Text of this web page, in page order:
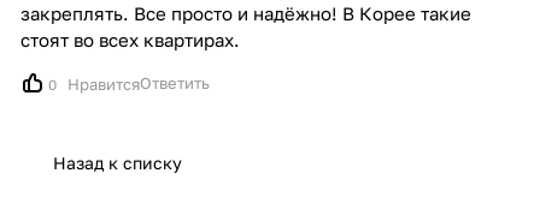
закреплять. Все просто и надёжно! В Корее такие
стоят во всех квартирах.
0 НравитсяОтветить
Назад к списку